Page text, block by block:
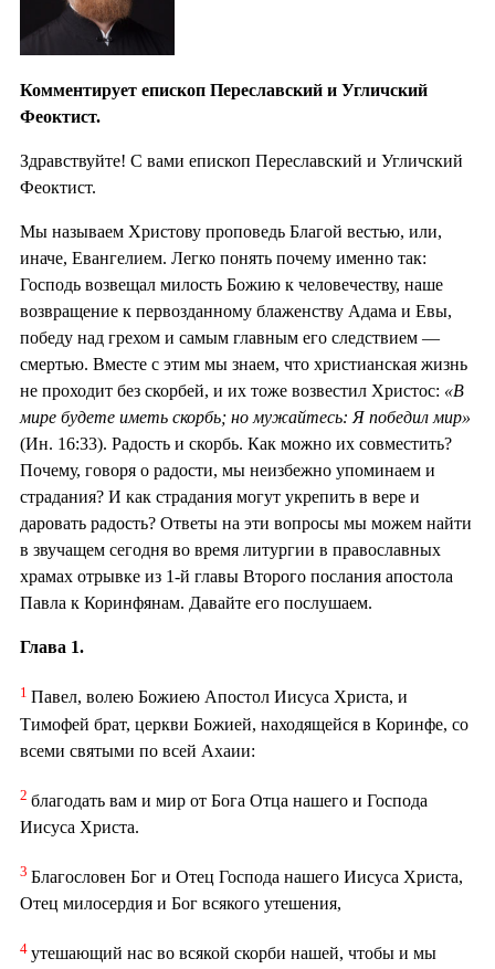
Комментирует епископ Переславский и Угличский
Феоктист.
Здравствуйте! С вами епископ Переславский и Угличский
Феоктист.
Мы называем Христову проповедь Благой вестью, или,
иначе, Евангелием. Легко понять почему именно так:
Господь возвещал милость Божию к человечеству, наше
возвращение к первозданному блаженству Адама и Евы,
победу над грехом и самым главным его следствием —
смертью. Вместе с этим мы знаем, что христианская жизнь
не проходит без скорбей, и их тоже возвестил Христос: «В
мире будете иметь скорбь; но мужайтесь: Я победил мир»
(Ин. 16:33). Радость и скорбь. Как можно их совместить?
Почему, говоря о радости, мы неизбежно упоминаем и
страдания? И как страдания могут укрепить в вере и
даровать радость? Ответы на эти вопросы мы можем найти
в звучащем сегодня во время литургии в православных
храмах отрывке из 1-й главы Второго послания апостола
Павла к Коринфянам. Давайте его послушаем.
Глава 1.
1 Павел, волею Божиею Апостол Иисуса Христа, и
Тимофей брат, церкви Божией, находящейся в Коринфе, со
всеми святыми по всей Ахаии:
2 благодать вам и мир от Бога Отца нашего и Господа
Иисуса Христа.
3 Благословен Бог и Отец Господа нашего Иисуса Христа,
Отец милосердия и Бог всякого утешения,
4 утешающий нас во всякой скорби нашей, чтобы и мы